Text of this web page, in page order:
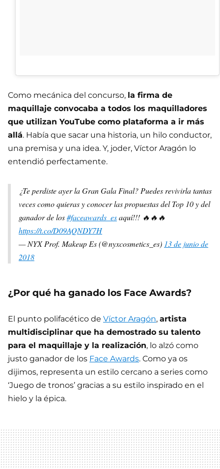
Como mecánica del concurso, la firma de
maquillaje convocaba a todos los maquilladores
que utilizan YouTube como plataforma a ir más
allá. Había que sacar una historia, un hilo conductor,
una premisa y una idea. Y, joder, Víctor Aragón lo
entendió perfectamente.
¿Te perdiste ayer la Gran Gala Final? Puedes revivirla tantas
veces como quieras y conocer las propuestas del Top 10 y del
ganador de los#faceawards_esaquí!!! 🔥🔥🔥
https://t.co/D09AQNDY7H
— NYX Prof. Makeup Es (@nyxcosmetics_es) 13 de junio de
2018
¿Por qué ha ganado los Face Awards?
El punto polifacético de Víctor Aragón, artista
multidisciplinar que ha demostrado su talento
para el maquillaje y la realización, lo alzó como
justo ganador de los Face Awards. Como ya os
dijimos, representa un estilo cercano a series como
‘Juego de tronos’ gracias a su estilo inspirado en el
hielo y la épica.